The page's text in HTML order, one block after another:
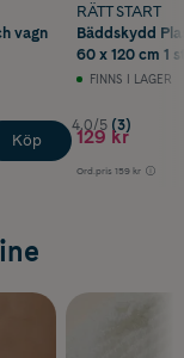
vagn
Köp
RÄTT START
Bäddskydd
60 x 120 cm 1
FINNS I LAGER
4.0/5 (3)
129 kr
Ord.pris 159 kr